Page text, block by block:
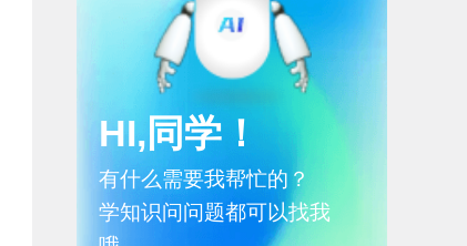
HI,同学！
有什么需要我帮忙的？
学知识问问题都可以找我